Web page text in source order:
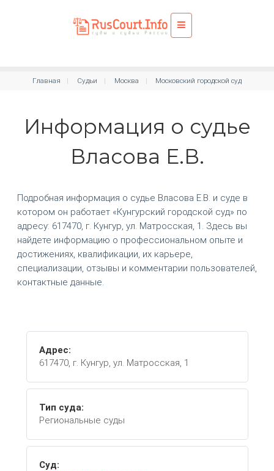
Главная Судьи Москва Московский городской суд
Информация о судье
Власова Е.В.
Подробная информация о судье Власова Е.В. и суде в
котором он работает «Кунгурский городской суд» по
адресу: 617470, г. Кунгур, ул. Матросская, 1. Здесь вы
найдете информацию о профессиональном опыте и
достижениях, квалификации, их карьере,
специализации, отзывы и комментарии пользователей,
контактные данные.
Адрес:
617470, г. Кунгур, ул. Матросская, 1
Тип суда:
Региональные суды
Суд: